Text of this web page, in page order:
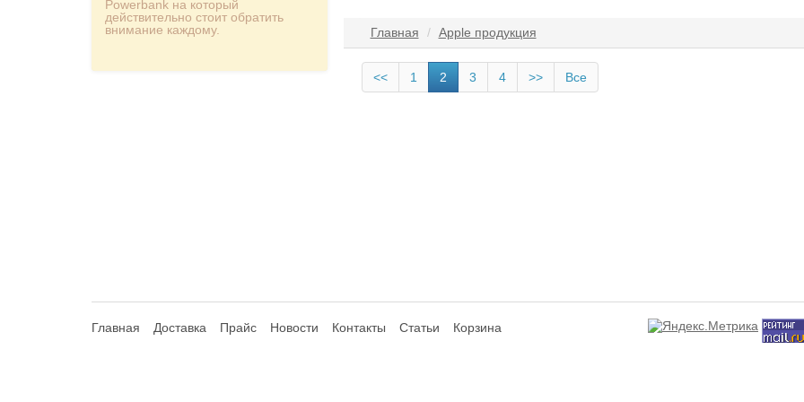
Powerbank на который
действительно стоит обратить
внимание каждому.
Главная Apple продукция
<< 1 2 3 4 >> Все
Главная Доставка Прайс Новости Контакты Статьи Корзина